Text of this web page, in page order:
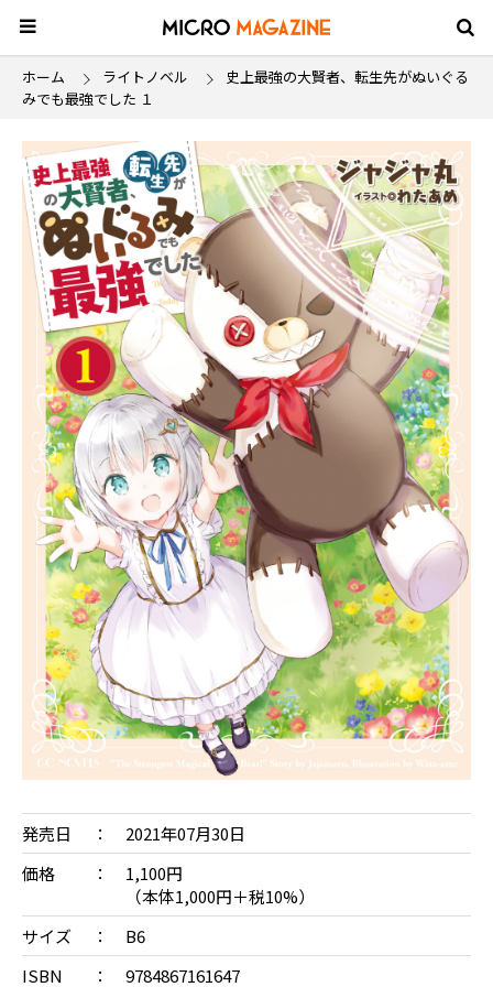
ホーム ライトノベル
史上最強の大賢者、転生先がぬいぐる
みでも最強でした １
発売日
2021年07月30日
価格
1,100円
（本体1,000円＋税10%）
サイズ
B6
ISBN
9784867161647